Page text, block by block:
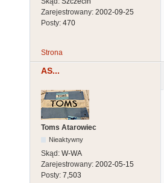
Zarejestrowany: 2002-09-25
Posty: 470
Strona
AS...
Toms Atarowiec
Nieaktywny
Skąd: W-WA
Zarejestrowany: 2002-05-15
Posty: 7,503